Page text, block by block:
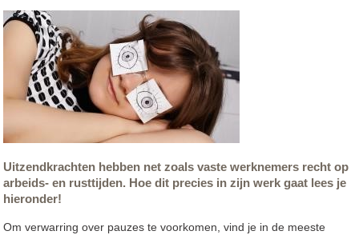
Uitzendkrachten hebben net zoals vaste werknemers recht op
arbeids- en rusttijden. Hoe dit precies in zijn werk gaat lees je
hieronder!
Om verwarring over pauzes te voorkomen, vind je in de meeste